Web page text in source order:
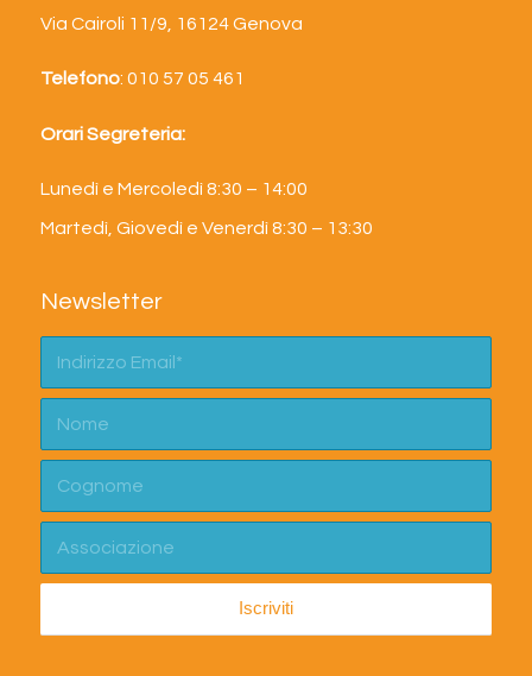
Via Cairoli 11/9, 16124 Genova
Telefono: 010 57 05 461
Orari Segreteria:
Lunedì e Mercoledì 8:30 – 14:00
Martedì, Giovedì e Venerdì 8:30 – 13:30
Newsletter